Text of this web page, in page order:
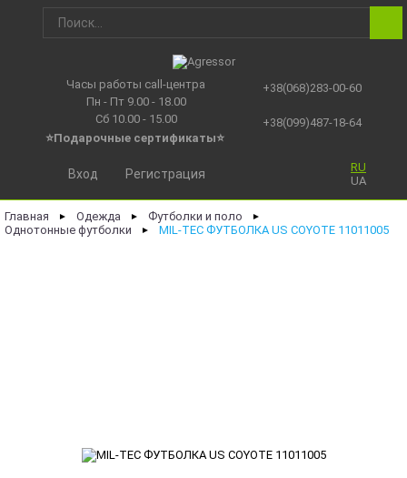
Часы работы call-центра
Пн - Пт 9.00 - 18.00
Сб 10.00 - 15.00
⭐Подарочные сертификаты⭐
+38(068)283-00-60
+38(099)487-18-64
RU
UA
Вход Регистрация
Главная ► Одежда ► Футболки и поло ►
Однотонные футболки ► MIL-TEC ФУТБОЛКА US COYOTE 11011005